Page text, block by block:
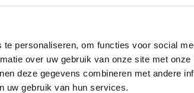
personaliseren, om functies voor social
over uw gebruik van onze site met
deze gegevens combineren met andere
uw gebruik van hun services.